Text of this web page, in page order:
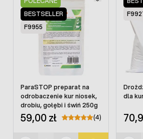
BESTSELLER
F9955
ParaSTOP preparat na
odrobaczenie kur niosek,
drobiu, gołębi i świń 250g
59,00 zł (4)